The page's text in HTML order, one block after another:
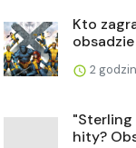
Kto
2
"Sterling
hity?